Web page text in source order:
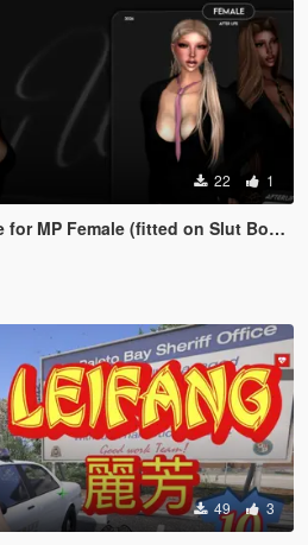
22 1
MP Female (fitted on Slut Body)
49 3